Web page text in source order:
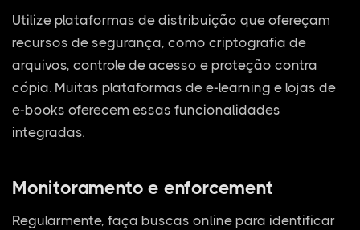
Utilize plataformas de distribuição que ofereçam
recursos de segurança, como criptografia de
arquivos, controle de acesso e proteção contra
cópia. Muitas plataformas de e-learning e lojas de
e-books oferecem essas funcionalidades
integradas.
Monitoramento e enforcement
Regularmente, faça buscas online para identificar